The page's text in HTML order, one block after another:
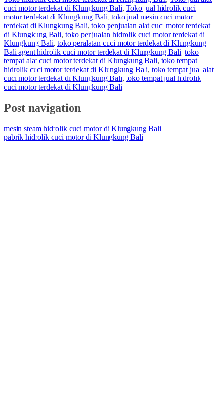
cuci motor terdekat di Klungkung Bali, Toko jual hidrolik cuci
motor terdekat di Klungkung Bali, toko jual mesin cuci motor
terdekat di Klungkung Bali, toko penjualan alat cuci motor terdekat
di Klungkung Bali, toko penjualan hidrolik cuci motor terdekat di
Klungkung Bali, toko peralatan cuci motor terdekat di Klungkung
Bali agent hidrolik cuci motor terdekat di Klungkung Bali, toko
tempat alat cuci motor terdekat di Klungkung Bali, toko tempat
hidrolik cuci motor terdekat di Klungkung Bali, toko tempat jual alat
cuci motor terdekat di Klungkung Bali, toko tempat jual hidrolik
cuci motor terdekat di Klungkung Bali
Post navigation
mesin steam hidrolik cuci motor di Klungkung Bali
pabrik hidrolik cuci motor di Klungkung Bali